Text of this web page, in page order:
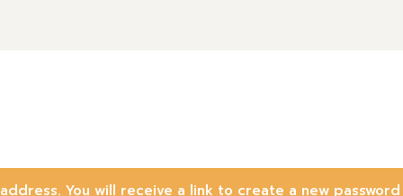
You will receive a link to create a new password